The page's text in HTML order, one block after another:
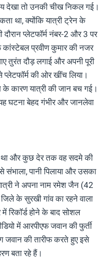
देखा तो उनकी चीख निकल गई।
था, क्योंकि यात्री ट्रेन के
प्लेटफॉर्म नंबर-2 और 3 पर
कांस्टेबल प्रवीण कुमार की नजर
तुरंत दौड़ लगाई और अपनी पूरी
की ओर खींच लिया।
कारण यात्री की जान बच गई।
घटना बेहद गंभीर और जानलेवा
था और कुछ देर तक वह सदमे की
संभाला, पानी पिलाया और उसका
ने अपना नाम रमेश जैन (42
के सुरखी गांव का रहने वाला
रिकॉर्ड होने के बाद सोशल
में आरपीएफ जवान की फुर्ती
जवान की तारीफ करते हुए इसे
बता रहे हैं।